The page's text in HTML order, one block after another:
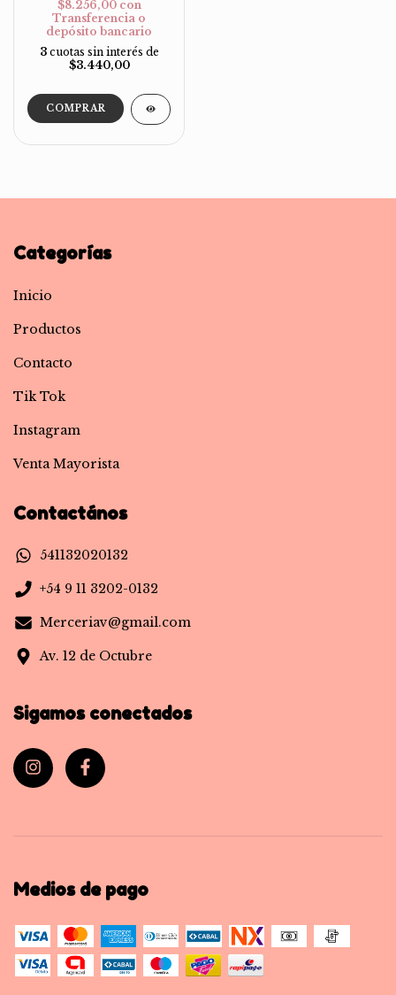
$8.256,00 con
Transferencia o
depósito bancario
3 cuotas sin interés de
$3.440,00
COMPRAR
Categorías
Inicio
Productos
Contacto
Tik Tok
Instagram
Venta Mayorista
Contactános
541132020132
+54 9 11 3202-0132
Merceriav@gmail.com
Av. 12 de Octubre
Sigamos conectados
Medios de pago